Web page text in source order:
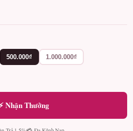
500.000₫ 1.000.000₫
Nhận Thưởng